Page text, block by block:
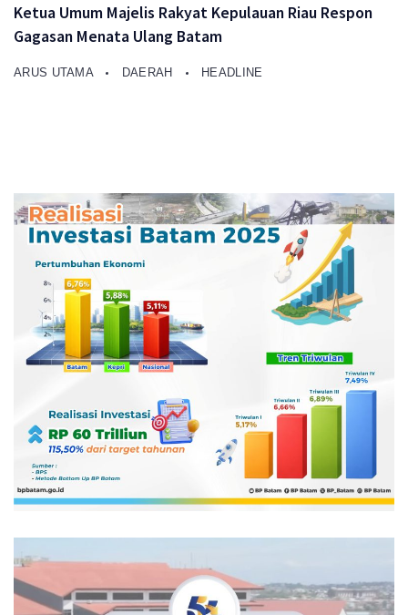
Ketua Umum Majelis Rakyat Kepulauan Riau Respon
Gagasan Menata Ulang Batam
ARUS UTAMA DAERAH HEADLINE